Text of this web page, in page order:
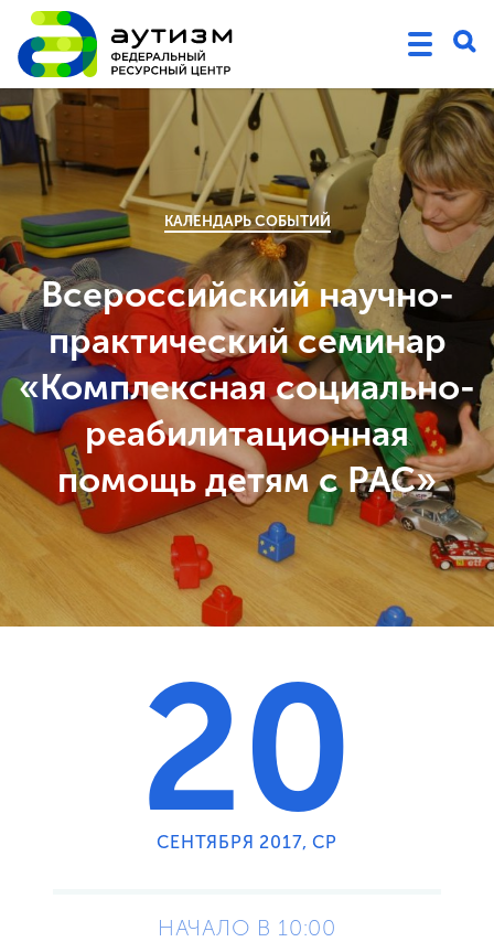
КАЛЕНДАРЬ СОБЫТИЙ
Всероссийский научно-
практический семинар
«Комплексная социально-
реабилитационная
помощь детям с РАС»
20
СЕНТЯБРЯ 2017, СР
НАЧАЛО В 10:00